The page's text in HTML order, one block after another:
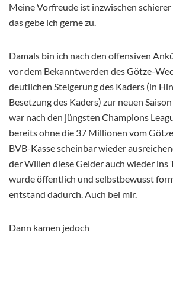
Meine Vorfreude ist inzwischen
das gebe ich gerne zu.
Damals bin ich nach den offensiven
vor dem Bekanntwerden des Götze-
deutlichen Steigerung des Kaders (in
Besetzung des Kaders) zur neuen
war nach den jüngsten Champions
bereits ohne die 37 Millionen vom
BVB-Kasse scheinbar wieder
der Willen diese Gelder auch wieder ins
wurde öffentlich und selbstbewusst
entstand dadurch. Auch bei mir.
Dann kamen jedoch